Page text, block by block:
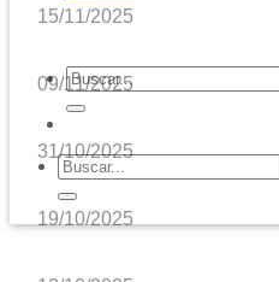
15/11/2025
09/11/2025
31/10/2025
19/10/2025